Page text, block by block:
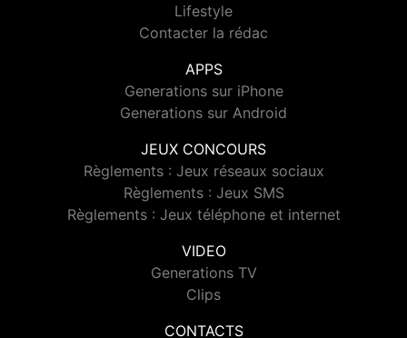
Lifestyle
Contacter la rédac
APPS
Generations sur iPhone
Generations sur Android
JEUX CONCOURS
Règlements : Jeux réseaux sociaux
Règlements : Jeux SMS
Règlements : Jeux téléphone et internet
VIDEO
Generations TV
Clips
CONTACTS